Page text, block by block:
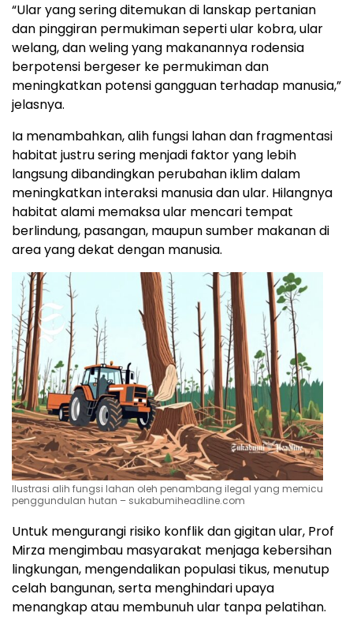
“Ular yang sering ditemukan di lanskap pertanian
dan pinggiran permukiman seperti ular kobra, ular
welang, dan weling yang makanannya rodensia
berpotensi bergeser ke permukiman dan
meningkatkan potensi gangguan terhadap manusia,”
jelasnya.
Ia menambahkan, alih fungsi lahan dan fragmentasi
habitat justru sering menjadi faktor yang lebih
langsung dibandingkan perubahan iklim dalam
meningkatkan interaksi manusia dan ular. Hilangnya
habitat alami memaksa ular mencari tempat
berlindung, pasangan, maupun sumber makanan di
area yang dekat dengan manusia.
Ilustrasi alih fungsi lahan oleh penambang ilegal yang memicu
penggundulan hutan – sukabumiheadline.com
Untuk mengurangi risiko konflik dan gigitan ular, Prof
Mirza mengimbau masyarakat menjaga kebersihan
lingkungan, mengendalikan populasi tikus, menutup
celah bangunan, serta menghindari upaya
menangkap atau membunuh ular tanpa pelatihan.